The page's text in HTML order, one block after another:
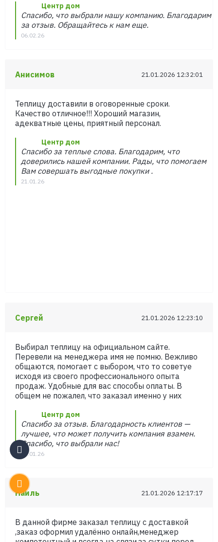
Центр дом
Спасибо, что выбрали нашу компанию. Благодарим
за отзыв. Обращайтесь к нам еще.
06.02.26
Анисимов 21.01.2026 12:32:01
Теплицу доставили в оговоренные сроки.
Качество отличное!!! Хороший магазин,
адекватные цены, приятный персонал.
Центр дом
Спасибо за теплые слова. Благодарим, что
доверились нашей компании. Рады, что помогаем
Вам совершать выгодные покупки .
21.01.26
Сергей 21.01.2026 12:23:10
Выбирал теплицу на официальном сайте.
Перевели на менеджера имя не помню. Вежливо
общаются, помогает с выбором, что то советуе
исходя из своего профессионального опыта
продаж. Удобные для вас способы оплаты. В
общем не пожалел, что заказал именно у них
Центр дом
Спасибо за отзыв. Благодарность клиентов —
лучшее, что может получить компания взамен.
Спасибо, что выбрали нас!
21.01.26
Наиль 21.01.2026 12:17:17
В данной фирме заказал теплицу с доставкой
,заказ оформил удалённо онлайн,менеджер